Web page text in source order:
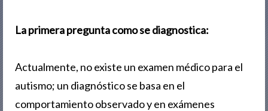
La primera pregunta como se diagnostica:
Actualmente, no existe un examen médico para el
autismo; un diagnóstico se basa en el
comportamiento observado y en exámenes